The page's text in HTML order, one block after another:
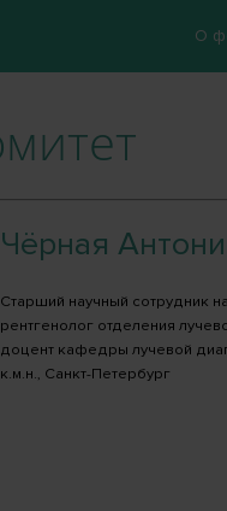
О
Чёрная
Старший научный сотрудник
рентгенолог отделения
доцент кафедры лучевой
к.м.н., Санкт-Петербург